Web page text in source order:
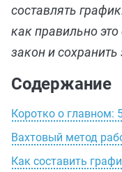
составлять
как правильно
закон и
Содержание
Коротко о главном:
Вахтовый метод
Как составить